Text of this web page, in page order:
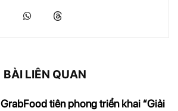
BÀI LIÊN QUAN
GrabFood tiên phong triển khai “Giải